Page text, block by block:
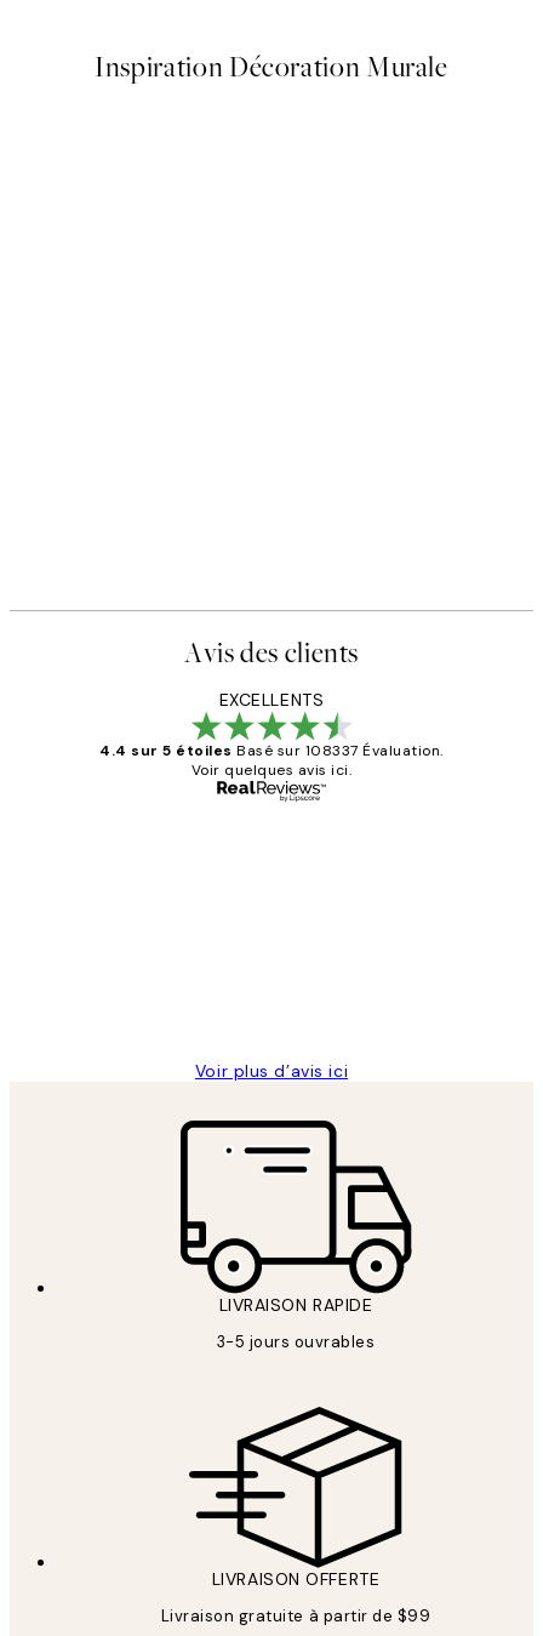
Inspiration Décoration Murale
Avis des clients
EXCELLENTS
4.4 sur 5 étoiles Basé sur 108337 Évaluation.
Voir quelques avis ici.
Voir plus d’avis ici
LIVRAISON RAPIDE
3-5 jours ouvrables
LIVRAISON OFFERTE
Livraison gratuite à partir de $99